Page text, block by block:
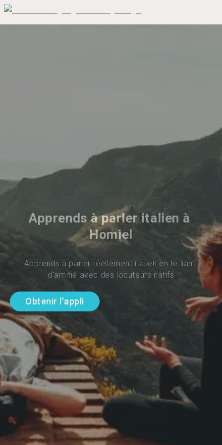
Apprends à parler italien à
Homiel
Apprends à parler réellement italien en te liant
d'amitié avec des locuteurs natifs
Obtenir l'appli